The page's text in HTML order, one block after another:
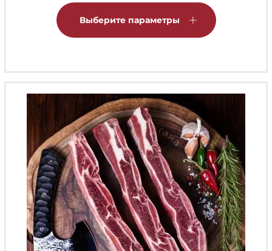
Выберите параметры
товар
можно
на
странице
товара.